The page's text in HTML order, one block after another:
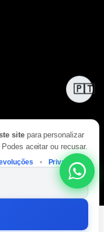
Desenvolvido
sitepara personalizar
aceitar ou recusar.
• Privacidade
🇵🇹